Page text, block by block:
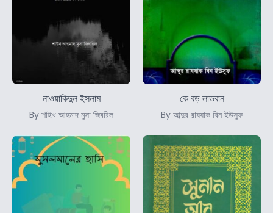
নাওয়াকিদুল ইসলাম
By শাইখ আহমাদ মুসা জিবরিল
কে বড় লাভবান
By আব্দুর রাযযাক বিন ইউসুফ